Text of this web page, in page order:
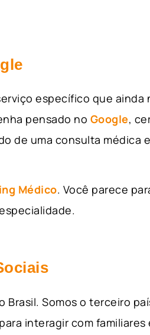
específico que ainda
pensado no Google,
de uma consulta médica
Médico. Você parece
Brasil. Somos o terceiro
interagir com familiares